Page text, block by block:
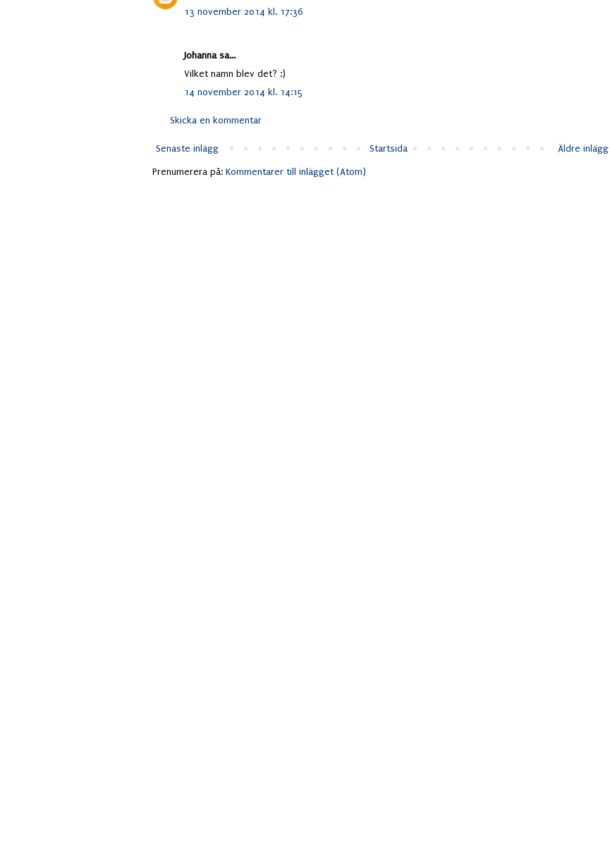
13 november 2014 kl. 17:36
Johanna sa...
Vilket namn blev det? :)
14 november 2014 kl. 14:15
Skicka en kommentar
Senaste inlägg Äldre inlägg
Startsida
Prenumerera på: Kommentarer till inlägget (Atom)